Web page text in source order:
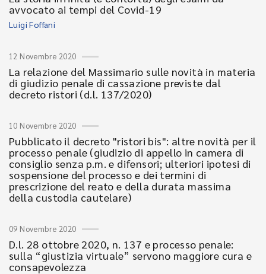
avvocato ai tempi del Covid-19
Luigi Foffani
12 Novembre 2020
La relazione del Massimario sulle novità in materia
di giudizio penale di cassazione previste dal
decreto ristori (d.l. 137/2020)
10 Novembre 2020
Pubblicato il decreto "ristori bis": altre novità per il
processo penale (giudizio di appello in camera di
consiglio senza p.m. e difensori; ulteriori ipotesi di
sospensione del processo e dei termini di
prescrizione del reato e della durata massima
della custodia cautelare)
09 Novembre 2020
D.l. 28 ottobre 2020, n. 137 e processo penale:
sulla “giustizia virtuale” servono maggiore cura e
consapevolezza